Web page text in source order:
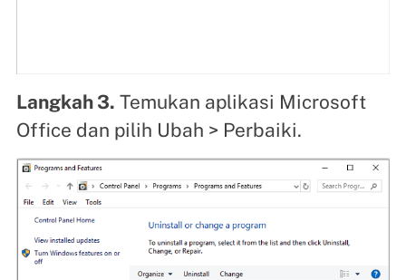
Langkah 3. Temukan aplikasi Microsoft
Office dan pilih Ubah > Perbaiki.